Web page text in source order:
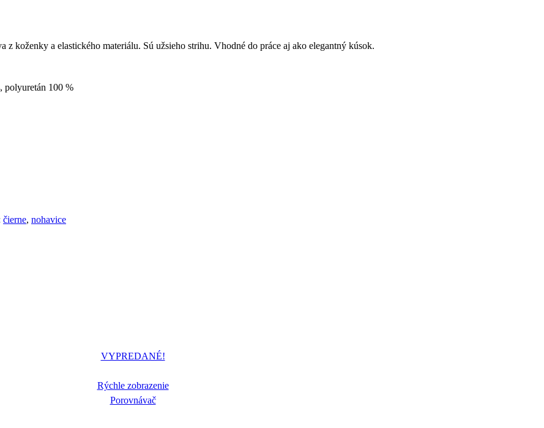
z koženky a elastického materiálu. Sú užsieho strihu. Vhodné do práce aj ako elegantný kúsok.
polyuretán 100 %
čierne, nohavice
VYPREDANÉ!
Rýchle zobrazenie
Porovnávač